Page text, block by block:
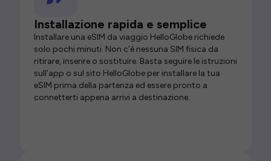
Installazione rapida e semplice
Installare una eSIM da viaggio HelloGlobe richiede
solo pochi minuti. Non c’è nessuna SIM fisica da
ritirare, inserire o sostituire. Basta seguire le istruzioni
sull’app o sul sito HelloGlobe per installare la tua
eSIM prima della partenza ed essere pronto a
connetterti appena arrivi a destinazione.